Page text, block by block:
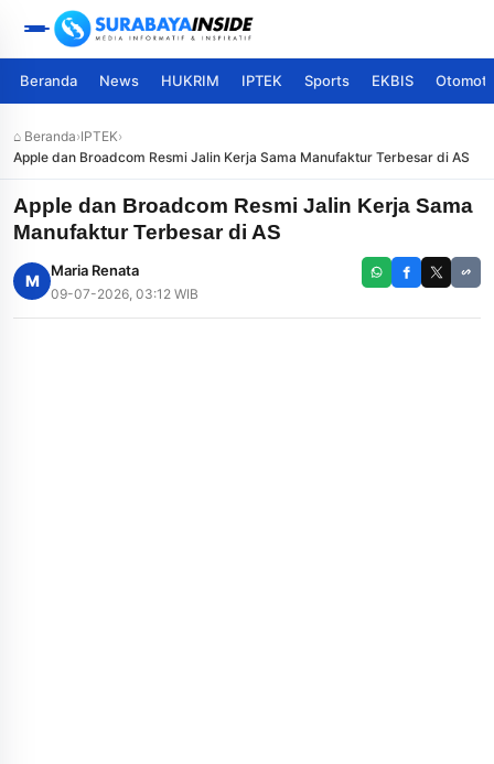
Beranda News HUKRIM IPTEK Sports EKBIS
⌂ Beranda›IPTEK›
Apple dan Broadcom Resmi Jalin Kerja Sama Manufaktur Terbesar di AS
Apple dan Broadcom Resmi Jalin Kerja Sama
Manufaktur Terbesar di AS
M
Maria Renata
09-07-2026, 03:12 WIB